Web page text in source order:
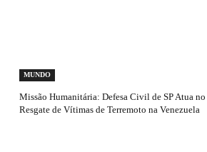
MUNDO
Missão Humanitária: Defesa Civil de SP Atua no
Resgate de Vítimas de Terremoto na Venezuela